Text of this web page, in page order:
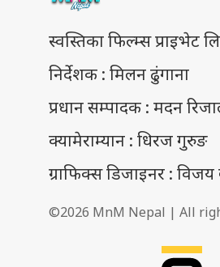
स्वस्तिका फिल्म्स प्राइभेट
निर्देशक : मिलन ढुंगाना
प्रधान सम्पादक : मदन
क्यामेराम्यान : धिरज गुरुङ
ग्राफिक्स डिजाइनर : विजय
©2026 MnM Nepal | All